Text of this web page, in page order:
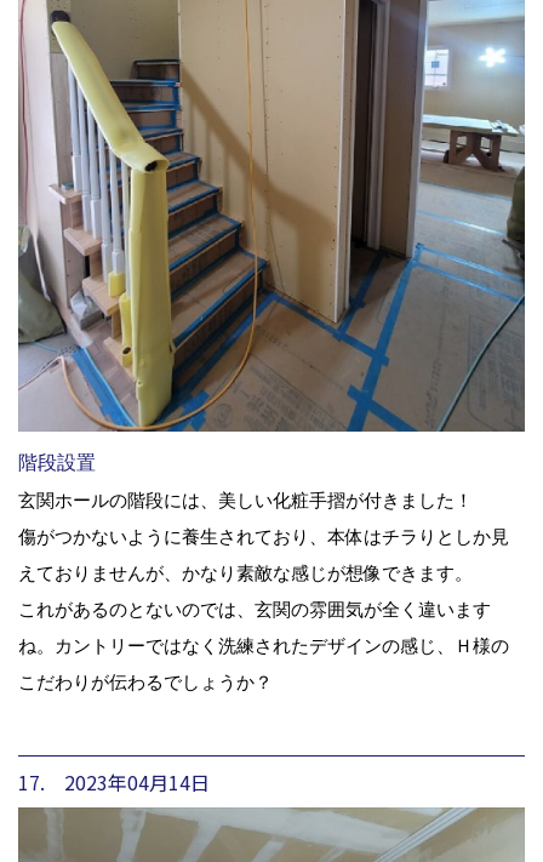
階段設置
玄関ホールの階段には、美しい化粧手摺が付きました！
傷がつかないように養生されており、本体はチラりとしか見
えておりませんが、かなり素敵な感じが想像できます。
これがあるのとないのでは、玄関の雰囲気が全く違います
ね。カントリーではなく洗練されたデザインの感じ、Ｈ様の
こだわりが伝わるでしょうか？
17. 2023年04月14日